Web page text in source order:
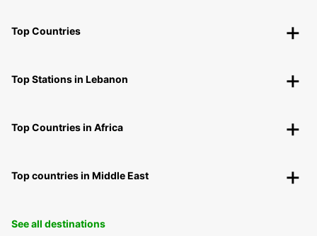
Top Countries
Top Stations in Lebanon
Top Countries in Africa
Top countries in Middle East
See all destinations